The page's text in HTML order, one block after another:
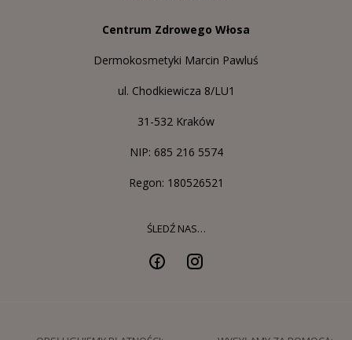
Centrum Zdrowego Włosa
Dermokosmetyki Marcin Pawluś
ul. Chodkiewicza 8/LU1
31-532 Kraków
NIP: 685 216 5574
Regon: 180526521
ŚLEDŹ NAS…